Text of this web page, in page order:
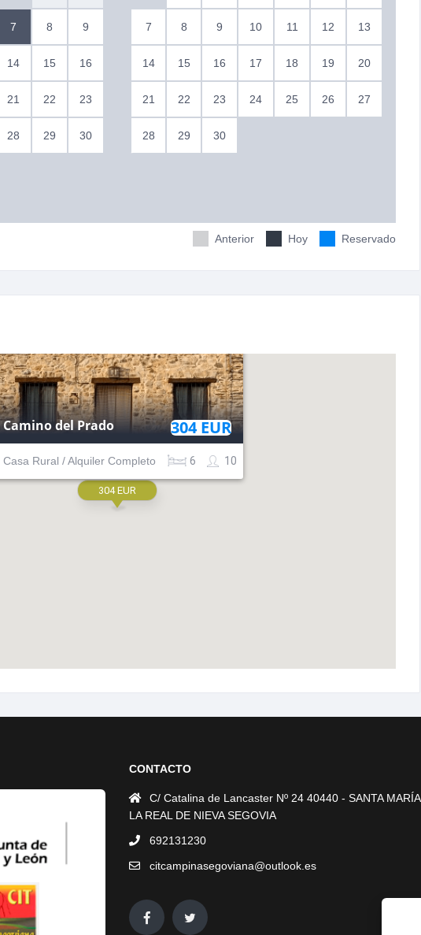
7 8 9
14 15 16
21 22 23
28 29 30
7 8 9 10 11 12 13
14 15 16 17 18 19 20
21 22 23 24 25 26 27
28 29 30
Anterior Hoy Reservado
304 EUR
Camino del Prado
Casa Rural / Alquiler Completo 10
6
304 EUR
CONTACTO
C/ Catalina de Lancaster Nº 24 40440 - SANTA MARÍA
LA REAL DE NIEVA SEGOVIA
692131230
citcampinasegoviana@outlook.es